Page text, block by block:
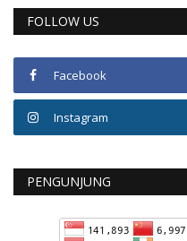
FOLLOW US
Facebook
Instagram
PENGUNJUNG